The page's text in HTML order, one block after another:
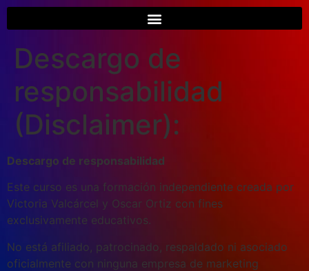
Descargo de
responsabilidad
(Disclaimer):
Descargo de responsabilidad
Este curso es una formación independiente creada por
Victoria Valcárcel y Oscar Ortiz con fines
exclusivamente educativos.
No está afiliado, patrocinado, respaldado ni asociado
oficialmente con ninguna empresa de marketing